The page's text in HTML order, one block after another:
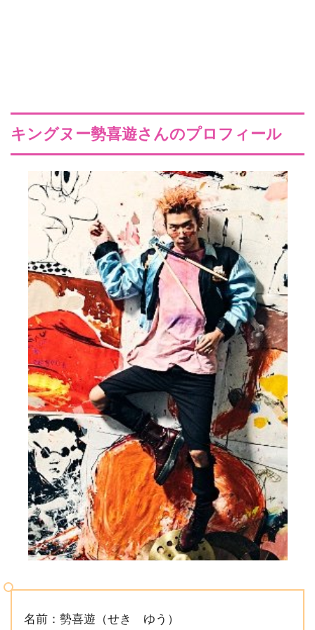
キングヌー勢喜遊さんのプロフィール
名前：勢喜遊（せき ゆう）